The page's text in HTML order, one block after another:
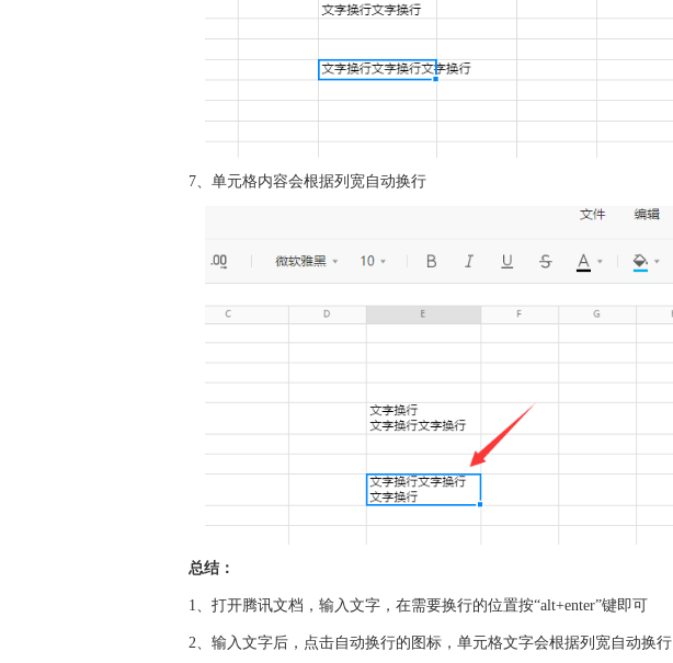
7、单元格内容会根据列宽自动换行
总结：
1、打开腾讯文档，输入文字，在需要换行的位置按“alt+enter”键即可
2、输入文字后，点击自动换行的图标，单元格文字会根据列宽自动换行